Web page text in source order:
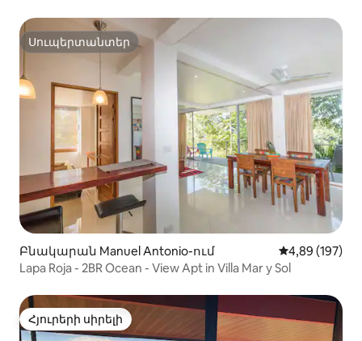
Սուպերտանտեր
Սուպերտանտեր
Բնակարան Manuel Antonio-ում Միջին
4,89 (197)
Lapa Roja - 2BR Ocean - View Apt in Villa Mar y Sol
Հյուրերի սիրելի
Հյուրերի սիրելի